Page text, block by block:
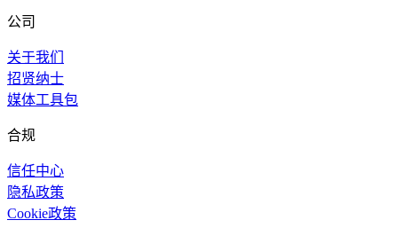
公司
关于我们
招贤纳士
媒体工具包
合规
信任中心
隐私政策
Cookie政策